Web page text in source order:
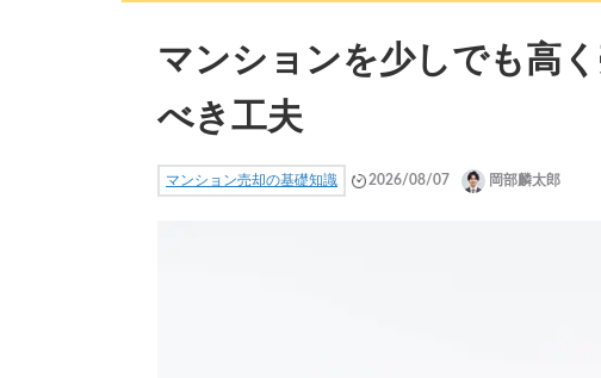
マンションを少しでも高
べき工夫
マンション売却の基礎知識 2026/08/07 岡部麟太郎